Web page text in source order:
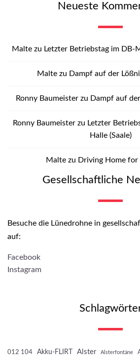
Neueste
Malte zu Letzter Betriebstag im DB-
Malte zu Dampf auf der
Ronny Baumeister zu Dampf auf
Ronny Baumeisterzu Letzter
Halle (Saale)
Malte zu Driving Home for
Gesellschaftliche
Besuche die Lünedrohne in
auf:
Facebook
Instagram
012 104 Akku-FLIRT Alster Alsterfontäne